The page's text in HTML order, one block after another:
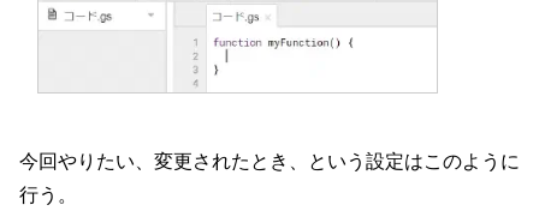
今回やりたい、変更されたとき、という設定はこのように
行う。